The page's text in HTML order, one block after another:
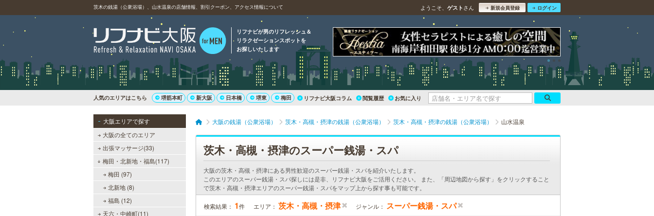
茨木の銭湯（公衆浴場）、山水温泉の店舗情報、割引クーポン、アクセス情報について ようこそ、 ゲスト さん 新規会員登録 ログイン
リフナビが男のリフレッシュ＆
リラクゼーションスポットを
お探しいたします
人気のエリアはこちら 堺筋本町 新大阪 日本橋 堺東 梅田 リフナビ大阪コラム 閲覧履歴 お気に入り
大阪エリアで探す
大阪の全てのエリア
出張マッサージ(33)
梅田・北新地・福島(117)
梅田 (97)
北新地 (8)
福島 (12)
天六・中崎町(11)
大阪の銭湯（公衆浴場） 茨木・高槻・摂津の銭湯（公衆浴場） 茨木・高槻・摂津の銭湯（公衆浴場） 山水温泉
茨木・高槻・摂津のスーパー銭湯・スパ
大阪の茨木・高槻・摂津にある男性歓迎のスーパー銭湯・スパを紹介いたします。
このエリアのスーパー銭湯・スパ探しには是非、リフナビ大阪をご活用ください。 また、「周辺地図から探す」をクリックすること
で茨木・高槻・摂津エリアのスーパー銭湯・スパをマップ上から探す事も可能です。
検索結果： 1件 エリア： 茨木・高槻・摂津 ジャンル： スーパー銭湯・スパ